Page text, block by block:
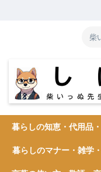
柴
暮らしのマナー・雑学